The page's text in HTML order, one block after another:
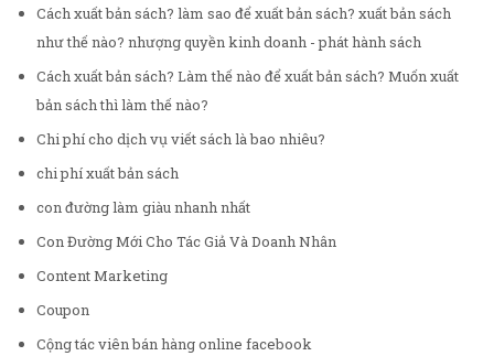
Cách xuất bản sách? làm sao để xuất bản sách? xuất bản sách
như thế nào? nhượng quyền kinh doanh - phát hành sách
Cách xuất bản sách? Làm thế nào để xuất bản sách? Muốn xuất
bản sách thì làm thế nào?
Chi phí cho dịch vụ viết sách là bao nhiêu?
chi phí xuất bản sách
con đường làm giàu nhanh nhất
Con Đường Mới Cho Tác Giả Và Doanh Nhân
Content Marketing
Coupon
Cộng tác viên bán hàng online facebook